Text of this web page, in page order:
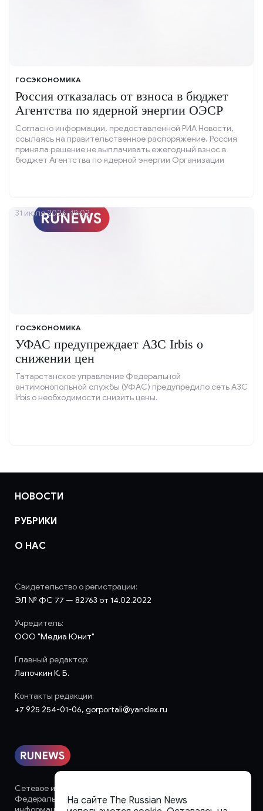
ГОСЭКОНОМИКА
Россия отказалась от взноса в бюджет
Агентства по ядерной энергии ОЭСР
Согласно информации, предоставленной РИА Новости,
ссылаясь на правительственное распоряжение, Россия
приняла решение не выплачивать ежегодный взнос в
бюджет Агентства по ядерной энергии Организации
ГОСЭКОНОМИКА
УФАС предупреждает АЗС Irbis о
снижении цен
Татарстанское управление Федеральной
антимонопольной службы (УФАС) предупредило сеть АЗС
Irbis о необходимости снизить цены.
31 июля 2026, 19:02
НОВОСТИ
РУБРИКИ
О НАС
Сетевое издание «runews» (18+) зарегистрировано в
Федеральной службе по надзору в сфере связи,
Свидетельство о регистрации:
ЭЛ № ФС 77 — 82763 от 14.02.2022
Учредитель:
ООО "Медиа Юнит"
Главный редактор:
Лапочкин К. Б.
Контакты редакции:
+7 925 254-01-06, gorportali@yandex.ru
На сайте The Russian News